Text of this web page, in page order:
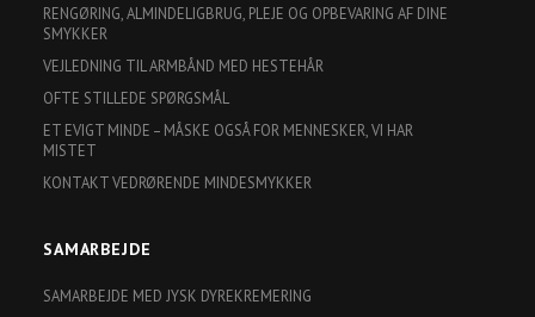
RENGØRING, ALMINDELIGBRUG, PLEJE OG OPBEVARING AF DINE
SMYKKER
VEJLEDNING TIL ARMBÅND MED HESTEHÅR
OFTE STILLEDE SPØRGSMÅL
ET EVIGT MINDE – MÅSKE OGSÅ FOR MENNESKER, VI HAR
MISTET
KONTAKT VEDRØRENDE MINDESMYKKER
SAMARBEJDE
SAMARBEJDE MED JYSK DYREKREMERING